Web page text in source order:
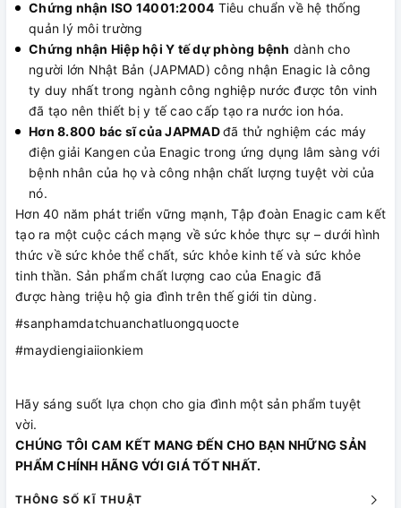
Chứng nhận ISO 14001:2004 Tiêu chuẩn về hệ thống
quản lý môi trường
Chứng nhận Hiệp hội Y tế dự phòng bệnh dành cho
người lớn Nhật Bản (JAPMAD) công nhận Enagic là công
ty duy nhất trong ngành công nghiệp nước được tôn vinh
đã tạo nên thiết bị y tế cao cấp tạo ra nước ion hóa.
Hơn 8.800 bác sĩ của JAPMADđã thử nghiệm các máy
điện giải Kangen của Enagic trong ứng dụng lâm sàng với
bệnh nhân của họ và công nhận chất lượng tuyệt vời của
nó.
Hơn 40 năm phát triển vững mạnh, Tập đoàn Enagic cam kết
tạo ra một cuộc cách mạng về sức khỏe thực sự – dưới hình
thức về sức khỏe thể chất, sức khỏe kinh tế và sức khỏe
tinh thần. Sản phẩm chất lượng cao của Enagic đã
được hàng triệu hộ gia đình trên thế giới tin dùng.
#sanphamdatchuanchatluongquocte
#maydiengiaiionkiem
Hãy sáng suốt lựa chọn cho gia đình một sản phẩm tuyệt
vời.
CHÚNG TÔI CAM KẾT MANG ĐẾN CHO BẠN NHỮNG SẢN
PHẨM CHÍNH HÃNG VỚI GIÁ TỐT NHẤT.
THÔNG SỐ KĨ THUẬT